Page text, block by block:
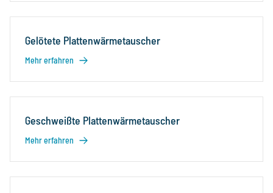
Gelötete Plattenwärmetauscher
Mehr erfahren
Geschweißte Plattenwärmetauscher
Mehr erfahren